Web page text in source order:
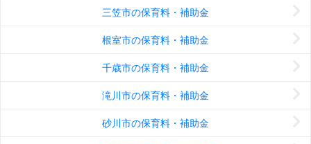
三笠市の保育料・補助金
根室市の保育料・補助金
千歳市の保育料・補助金
滝川市の保育料・補助金
砂川市の保育料・補助金